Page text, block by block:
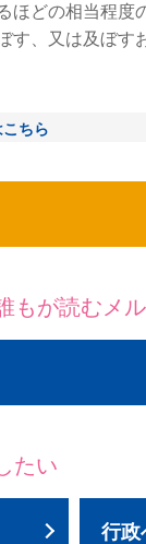
ほどの相当程度
す、又は及ぼ
ちら
もが読むメ
たい
行政